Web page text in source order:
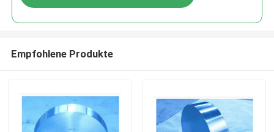
Empfohlene Produkte